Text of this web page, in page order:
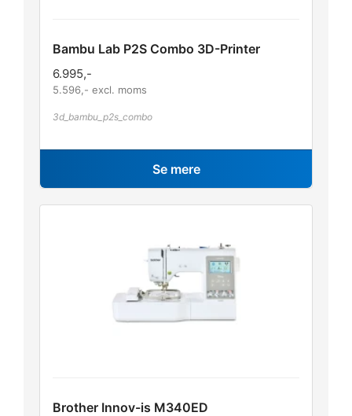
Bambu Lab P2S Combo 3D-Printer
6.995,-
5.596 ,- excl. moms
3d_bambu_p2s_combo
Se mere
Brother Innov-is M340ED